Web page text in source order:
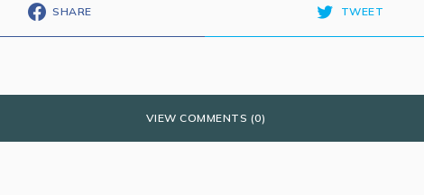
SHARE TWEET
VIEW COMMENTS (0)